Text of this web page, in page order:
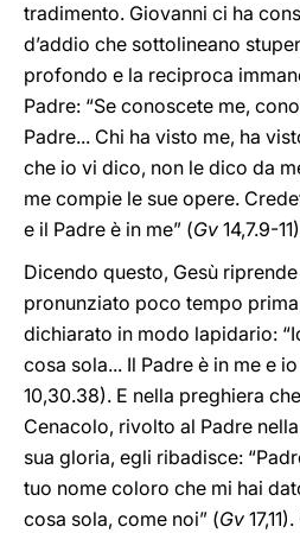
tradimento. Giovanni ci ha
d’addio che sottolineano
profondo e la reciproca
Padre: “Se conoscete me,
Padre... Chi ha visto me, ha
che io vi dico, non le dico da
me compie le sue opere.
e il Padre è in me” (Gv 14,7.9-
Dicendo questo, Gesù
pronunziato poco tempo
dichiarato in modo lapidario:
cosa sola... Il Padre è in me e
10,30.38). E nella preghiera
Cenacolo, rivolto al Padre
sua gloria, egli ribadisce:
tuo nome coloro che mi hai
cosa sola, come noi” (Gv